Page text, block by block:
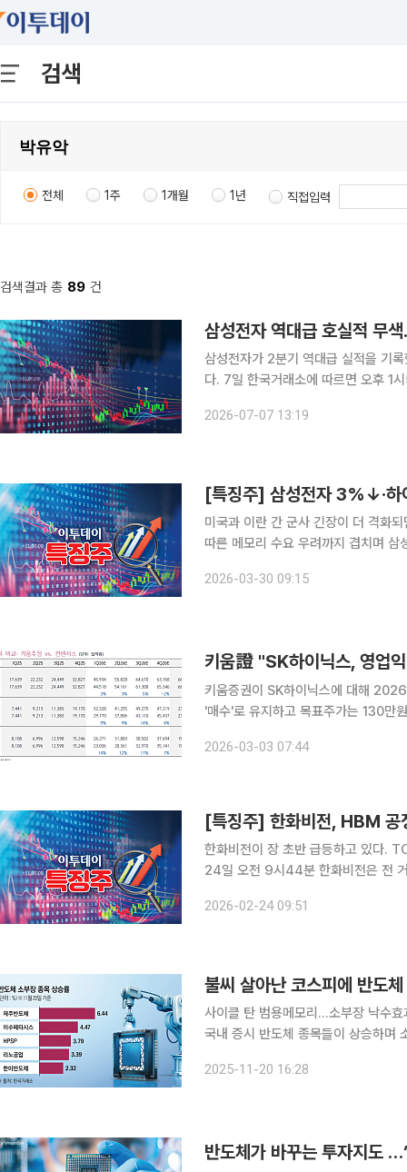
검색
전체 1주 1개월 1년 직접입력
검색결과 총 89 건
삼성전자가 2분기 역대급 실적을 기
다. 7일 한국거래소에 따르면 오후 1시5분 코스피는 전 거래일 대비 554.39포인트(6.89%) 내린
7954.55까지 오르기도 했으나
2026-07-07 13:19
미국과 이란 간 군사 긴장이 더 격화
따른 메모리 수요 우려까지 겹치며 삼성전
이닉스는 전 거래일보다 5.31% 내
2026-03-30 09:15
키움證 "SK하이닉스, 영업
키움증권이 SK하이닉스에 대해
'매수'로 유지하고 목표주가는 130만원으로 상향했다. 박유악 키움
망"이라며 "범용 DRAM과 NAND의
2026-03-03 07:44
[특징주] 한화비전, HBM 공
한화비전이 장 초반 급등하고 있다.
24일 오전 9시44분 한화비전은 전
라 한화비전으로 공급 기대감이 옮겨
2026-02-24 09:51
불씨 살아난 코스피에 반도
사이클 탄 범용메모리…소부장 낙수효과글로
국내 증시 반도체 종목들이 상승하며
만9020원에 마감했다. 인쇄회로기
2025-11-20 16:28